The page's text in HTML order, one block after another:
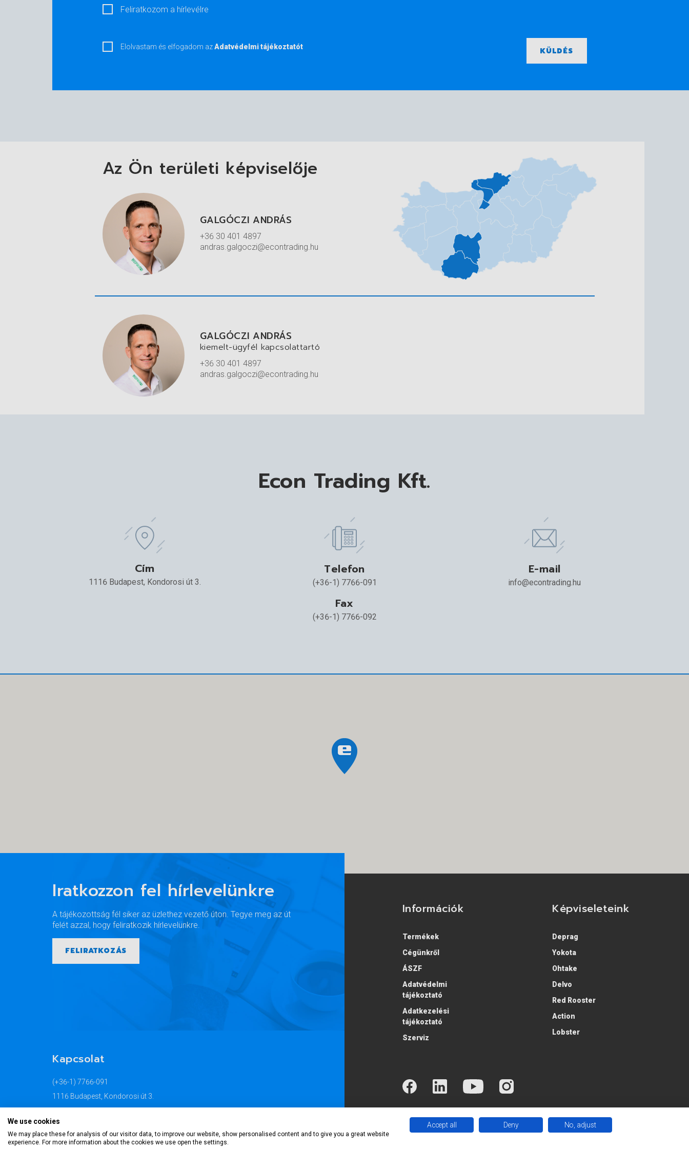
Feliratkozom a hírlevélre
Elolvastam és elfogadom azAdatvédelmi tájékoztatót KÜLDÉS
Az Ön területi képviselője
ZAYZON ZSOLT
+36 30 352 9958
zsolt.zayzon@econtrading.hu
GALGÓCZI ANDRÁS
kiemelt-ügyfél kapcsolattartó
+36 30 401 4897
andras.galgoczi@econtrading.hu
Econ Trading Kft.
Cím
1116 Budapest, Kondorosi út 3.
Telefon
(+36-1) 7766-091
Fax
(+36-1) 7766-092
E-mail
info@econtrading.hu
Iratkozzon fel hírlevelünkre
A tájékozottság fél siker az üzlethez vezető úton. Tegye meg az út
felét azzal, hogy feliratkozik hírlevelünkre.
FELIRATKOZÁS
Kapcsolat
(+36-1) 7766-091
1116 Budapest, Kondorosi út 3.
info@econtrading.hu
TOVÁBB
Információk
Termékek
Cégünkről
ÁSZF
Adatvédelmi
tájékoztató
Adatkezelési
tájékoztató
Szerviz
Képviseleteink
Deprag
Yokota
Ohtake
Delvo
Red Rooster
Action
Lobster
2026 Econ Trading Kft. / Minden jog fentartva.
We use cookies
We may place these for analysis of our visitor data, to improve our website, show personalised content and to give you a great website
experience. For more information about the cookies we use open the settings.
Accept all Deny No, adjust